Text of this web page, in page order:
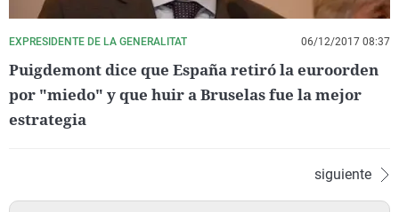
EXPRESIDENTE DE LA GENERALITAT 06/12/2017 08:37
Puigdemont dice que España retiró la euroorden
por "miedo" y que huir a Bruselas fue la mejor
estrategia
siguiente